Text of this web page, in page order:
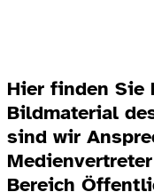
Hier finden Sie
Bildmaterial
sind wir
Bereich